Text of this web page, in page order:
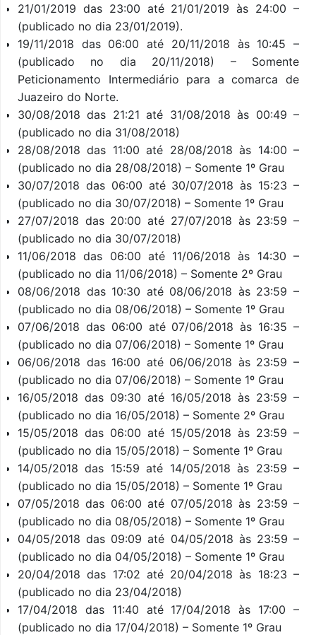
21/01/2019 das 23:00 até 21/01/2019 às 24:00 –
(publicado no dia 23/01/2019).
19/11/2018 das 06:00 até 20/11/2018 às 10:45 –
(publicado no dia 20/11/2018) – Somente
Peticionamento Intermediário para a comarca de
Juazeiro do Norte.
30/08/2018 das 21:21 até 31/08/2018 às 00:49 –
(publicado no dia 31/08/2018)
28/08/2018 das 11:00 até 28/08/2018 às 14:00 –
(publicado no dia 28/08/2018) – Somente 1º Grau
30/07/2018 das 06:00 até 30/07/2018 às 15:23 –
(publicado no dia 30/07/2018) – Somente 1º Grau
27/07/2018 das 20:00 até 27/07/2018 às 23:59 –
(publicado no dia 30/07/2018)
11/06/2018 das 06:00 até 11/06/2018 às 14:30 –
(publicado no dia 11/06/2018) – Somente 2º Grau
08/06/2018 das 10:30 até 08/06/2018 às 23:59 –
(publicado no dia 08/06/2018) – Somente 1º Grau
07/06/2018 das 06:00 até 07/06/2018 às 16:35 –
(publicado no dia 07/06/2018) – Somente 1º Grau
06/06/2018 das 16:00 até 06/06/2018 às 23:59 –
(publicado no dia 07/06/2018) – Somente 1º Grau
16/05/2018 das 09:30 até 16/05/2018 às 23:59 –
(publicado no dia 16/05/2018) – Somente 2º Grau
15/05/2018 das 06:00 até 15/05/2018 às 23:59 –
(publicado no dia 15/05/2018) – Somente 1º Grau
14/05/2018 das 15:59 até 14/05/2018 às 23:59 –
(publicado no dia 15/05/2018) – Somente 1º Grau
07/05/2018 das 06:00 até 07/05/2018 às 23:59 –
(publicado no dia 08/05/2018) – Somente 1º Grau
04/05/2018 das 09:09 até 04/05/2018 às 23:59 –
(publicado no dia 04/05/2018) – Somente 1º Grau
20/04/2018 das 17:02 até 20/04/2018 às 18:23 –
(publicado no dia 23/04/2018)
17/04/2018 das 11:40 até 17/04/2018 às 17:00 –
(publicado no dia 17/04/2018) – Somente 1º Grau